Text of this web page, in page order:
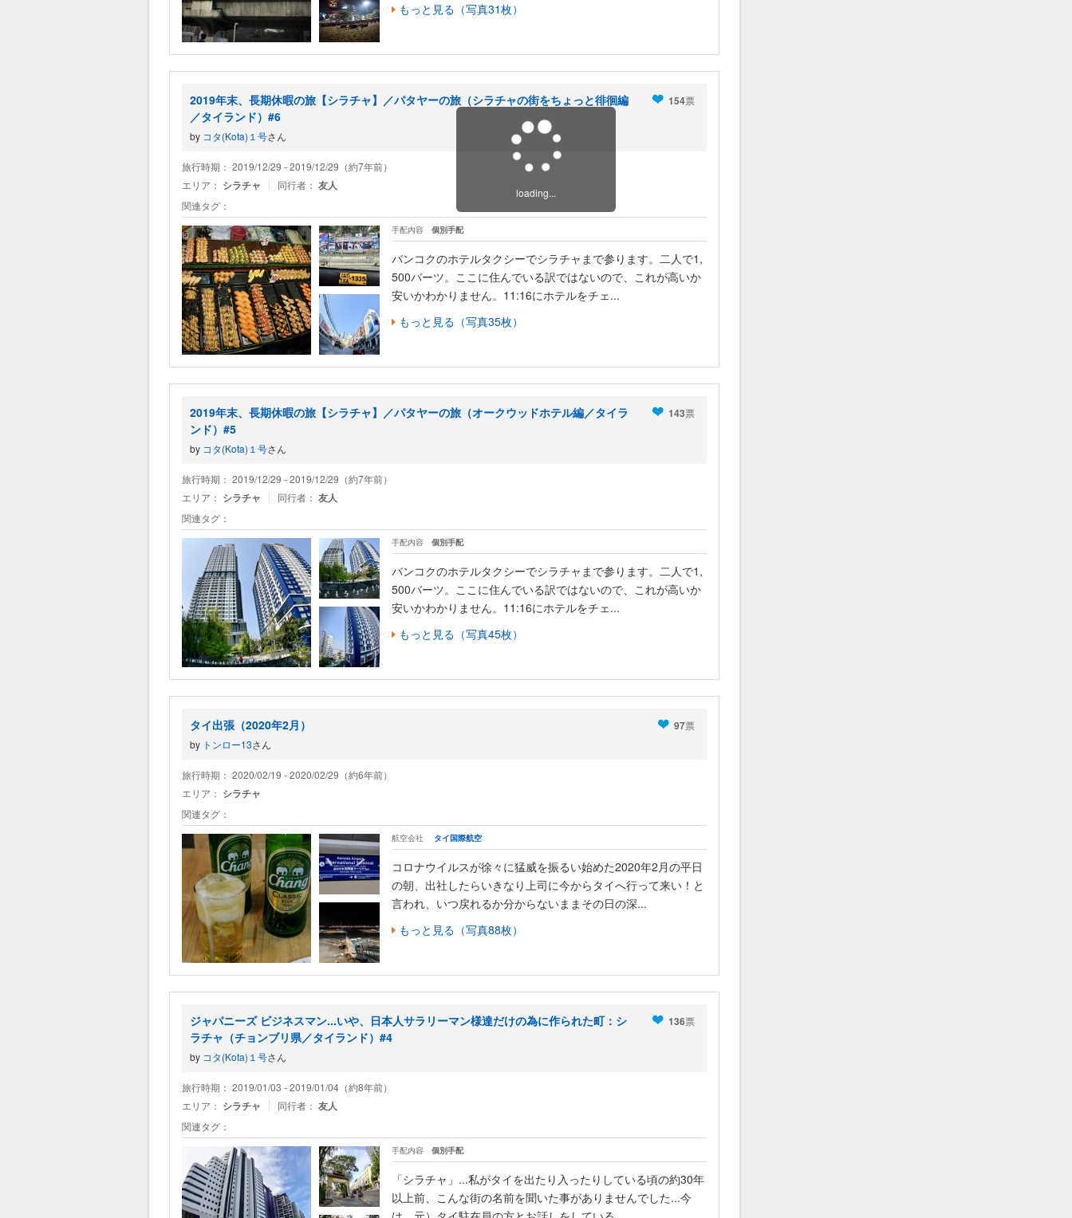
もっと見る（写真31枚）
2019年末、長期休暇の旅【シラチャ】／パタヤーの旅（シラチャの街をちょっと徘徊編
／タイランド）#6
154票
by コタ(Kota)１号さん
旅行時期： 2019/12/29 - 2019/12/29（約7年前）
エリア： シラチャ 同行者： 友人
関連タグ：
手配内容 個別手配
バンコクのホテルタクシーでシラチャまで参ります。二人で1,
500バーツ。ここに住んでいる訳ではないので、これが高いか
安いかわかりません。11:16にホテルをチェ...
もっと見る（写真35枚）
2019年末、長期休暇の旅【シラチャ】／パタヤーの旅（オークウッドホテル編／タイラ
ンド）#5
143票
by コタ(Kota)１号さん
旅行時期： 2019/12/29 - 2019/12/29（約7年前）
エリア： シラチャ 同行者： 友人
関連タグ：
手配内容 個別手配
バンコクのホテルタクシーでシラチャまで参ります。二人で1,
500バーツ。ここに住んでいる訳ではないので、これが高いか
安いかわかりません。11:16にホテルをチェ...
もっと見る（写真45枚）
タイ出張（2020年2月） 97票
by トンロー13さん
旅行時期： 2020/02/19 - 2020/02/29（約6年前）
エリア： シラチャ
関連タグ：
航空会社 タイ国際航空
コロナウイルスが徐々に猛威を振るい始めた2020年2月の平日
の朝、出社したらいきなり上司に今からタイへ行って来い！と
言われ、いつ戻れるか分からないままその日の深...
もっと見る（写真88枚）
ジャパニーズ ビジネスマン...いや、日本人サラリーマン様達だけの為に作られた町：シ
ラチャ（チョンブリ県／タイランド）#4
136票
by コタ(Kota)１号さん
旅行時期： 2019/01/03 - 2019/01/04（約8年前）
エリア： シラチャ 同行者： 友人
関連タグ：
手配内容 個別手配
「シラチャ」...私がタイを出たり入ったりしている頃の約30年
以上前、こんな街の名前を聞いた事がありませんでした...今
loading...